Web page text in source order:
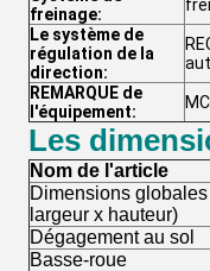
freinage:
Le système de
régulation de la
direction:
REMARQUE de
l'équipement:
Les
Nom de l'article
Dimensions globales
largeur x hauteur)
Dégagement au sol
Basse-roue